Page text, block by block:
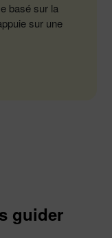
basé sur la
sur une
guider